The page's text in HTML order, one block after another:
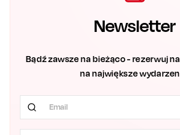
Newsletter
Bądź zawsze na bieżąco - rezerwuj
na największe